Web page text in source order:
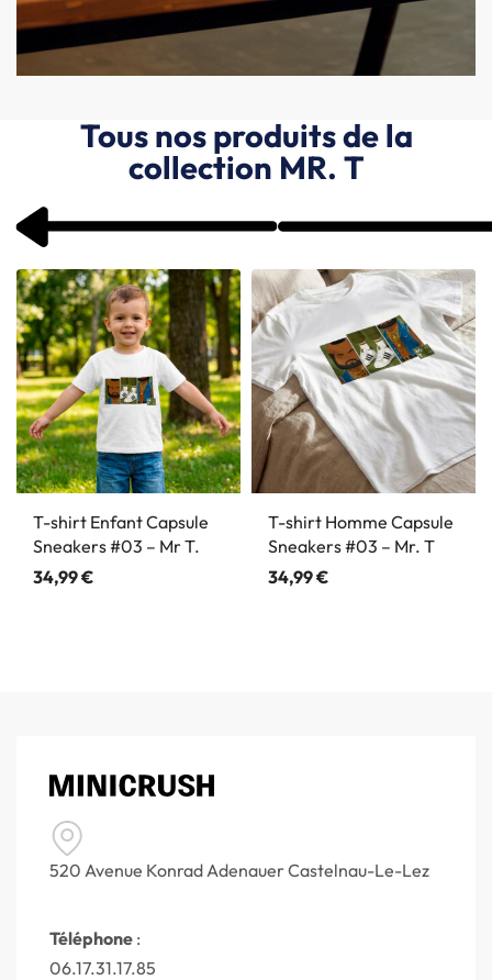
Tous nos produits de la
collection MR. T
T-shirt Enfant Capsule
Sneakers #03 – Mr T.
34,99€
T-shirt Homme Capsule
Sneakers #03 – Mr. T
34,99€
520 Avenue Konrad Adenauer Castelnau-Le-Lez
Téléphone :
06.17.31.17.85